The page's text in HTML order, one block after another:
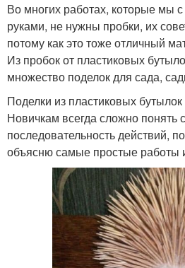
Во многих работах, которые мы
руками, не нужны пробки, их
потому как это тоже отличный
Из пробок от пластиковых
множество поделок для сада,
Поделки из пластиковых
Новичкам всегда сложно понять
последовательность действий,
объясню самые простые работы